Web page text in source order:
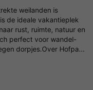
weilanden is
de ideale vakantieplek
rust, ruimte, natuur en
perfect voor wandel-
dorpjes.Over Hofpa...